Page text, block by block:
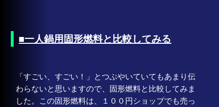
■一人鍋用固形燃料と比較してみる
「すごい、すごい！」とつぶやいていてもあまり伝
わらないと思いますので、固形燃料と比較してみま
した。この固形燃料は、１００円ショップでも売っ